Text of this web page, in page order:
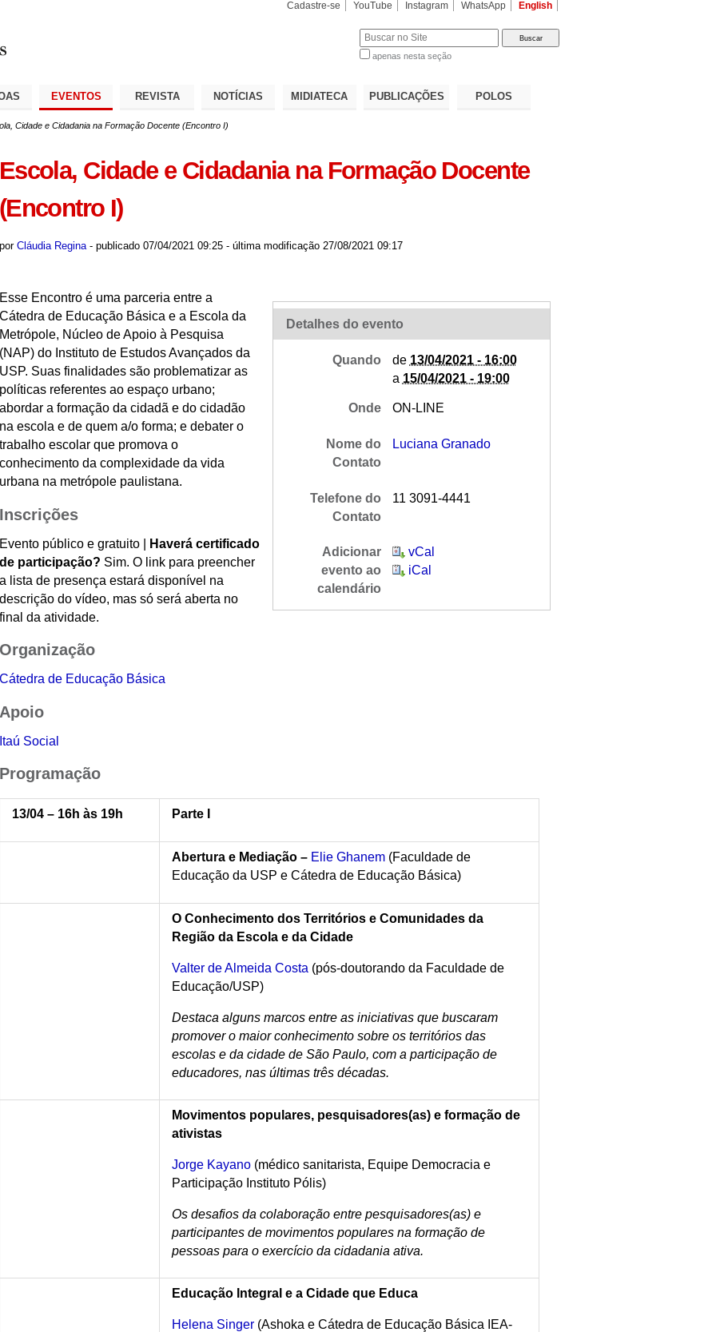
Cadastre-se YouTube Instagram WhatsApp English
apenas nesta seção
EVENTOS REVISTA NOTÍCIAS MIDIATECA PUBLICAÇÕES POLOS
Cidade e Cidadania na Formação Docente (Encontro I)
Escola, Cidade e Cidadania na Formação Docente
(Encontro I)
por Cláudia Regina - publicado07/04/2021 09:25 - última modificação27/08/2021 09:17
Detalhes do evento
Quando de 13/04/2021 - 16:00
a 15/04/2021 - 19:00
Onde ON-LINE
Nome do
Contato
Luciana Granado
Telefone do
Contato
11 3091-4441
Adicionar
evento ao
calendário
vCal
iCal
Esse Encontro é uma parceria entre a
Cátedra de Educação Básica e a Escola da
Metrópole, Núcleo de Apoio à Pesquisa
(NAP) do Instituto de Estudos Avançados da
USP. Suas finalidades são problematizar as
políticas referentes ao espaço urbano;
abordar a formação da cidadã e do cidadão
na escola e de quem a/o forma; e debater o
trabalho escolar que promova o
conhecimento da complexidade da vida
urbana na metrópole paulistana.
Inscrições
Evento público e gratuito |
Haverá certificado
de participação? Sim. O link para preencher
a lista de presença estará disponível na
descrição do vídeo, mas só será aberta no
final da atividade.
Organização
Cátedra de Educação Básica
Apoio
Itaú Social
Programação
13/04 – 16h às 19h Parte I
Abertura e Mediação – Elie Ghanem (Faculdade de
Educação da USP e Cátedra de Educação Básica)
O Conhecimento dos Territórios e Comunidades da
Região da Escola e da Cidade
Valter de Almeida Costa (pós-doutorando da Faculdade de
Educação/USP)
Destaca alguns marcos entre as iniciativas que buscaram
promover o maior conhecimento sobre os territórios das
escolas e da cidade de São Paulo, com a participação de
educadores, nas últimas três décadas.
Movimentos populares, pesquisadores(as) e formação de
ativistas
Jorge Kayano (médico sanitarista, Equipe Democracia e
Participação Instituto Pólis)
Os desafios da colaboração entre pesquisadores(as) e
participantes de movimentos populares na formação de
pessoas para o exercício da cidadania ativa.
Educação Integral e a Cidade que Educa
Helena Singer (Ashoka e Cátedra de Educação Básica IEA-